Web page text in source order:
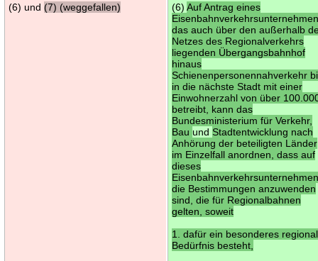
(6) und (7) (weggefallen) (6)Auf Antrag eines
das auch über den außerhalb
Netzes des Regionalverkehrs
liegenden Übergangsbahnhof
hinaus
Schienenpersonennahverkehr
in die nächste Stadt mit einer
Einwohnerzahl von über
betreibt, kann das
Bundesministerium für Verkehr,
BauundStadtentwicklung nach
Anhörung der beteiligten Länder
im Einzelfall anordnen, dass auf
dieses
die Bestimmungen anzuwenden
sind, die für Regionalbahnen
gelten, soweit
1. dafür ein besonderes
Bedürfnis besteht,